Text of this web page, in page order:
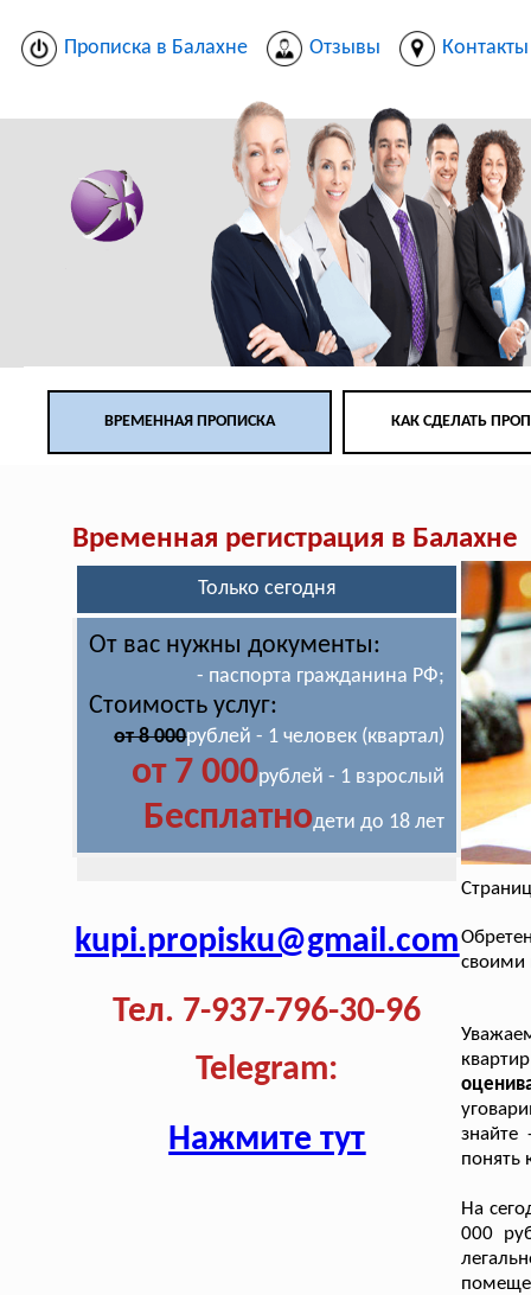
Прописка в Балахне Отзывы Контакты
ВРЕМЕННАЯ ПРОПИСКА КАК СДЕЛАТЬ
Временная регистрация в Балахне
Только сегодня
От вас нужны документы:
- паспорта гражданина РФ;
Стоимость услуг:
от 8 000рублей - 1 человек (квартал)
от 7 000рублей - 1 взрослый
Бесплатнодети до 18 лет
kupi.propisku@gmail.com
Тел. 7-937-796-30-96
Telegram:
Нажмите тут
своими
знайте
понять
На
000